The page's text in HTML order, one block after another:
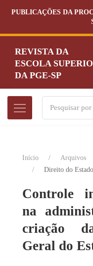
PUBLICAÇÕES DA
REVISTA DA
ESCOLA
DA PGE-SP
Início Arquivos
Direito do Estado
Controle
na
criação
Geral do